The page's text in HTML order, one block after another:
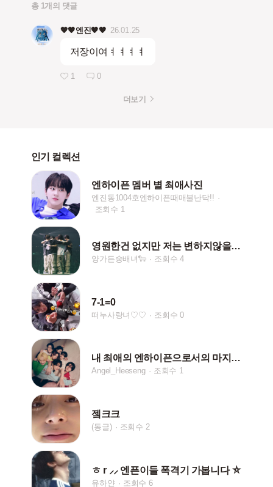
총 1개의 댓글
🧡🧡엔진🧡🧡 26.01.25
저장이여ㅕㅕㅕㅕ
1 0
더보기
인기 컬렉션
엔하이픈 멤버 별 최애사진
엔진동1004호엔하이픈때매불난닥!!
조회수 1
영원한건 없지만 저는 변하지않을거예요
양가든숭배녀🐑 조회수 4
7-1=0
떠누사랑녀♡♡ 조회수 0
내 최애의 엔하이픈으로서의 마지막…
Angel_Heeseng 조회수 1
젴크크
(동글) 조회수 2
ㅎ r ⸝⸝ 엔픈이들 폭격기 가봅니다 ⛤
유하얀 조회수 6